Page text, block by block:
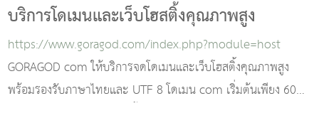
บริการโดเมนและเว็บโฮสติ้งคุณภาพสูง
https://www.goragod.com/index.php?module=host
GORAGOD com ให้บริการจดโดเมนและเว็บโฮสติ้งคุณภาพสูง
พร้อมรองรับภาษาไทยและ UTF 8 โดเมน com เริ่มต้นเพียง 600